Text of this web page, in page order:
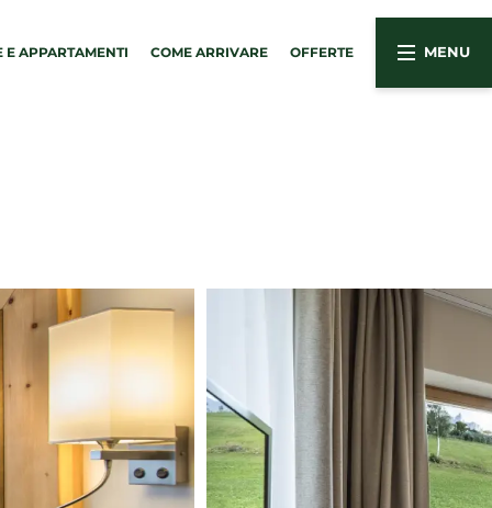
E APPARTAMENTI COME ARRIVARE OFFERTE MENU
last minute
online
RICHIESTA PRENOTAZIONE